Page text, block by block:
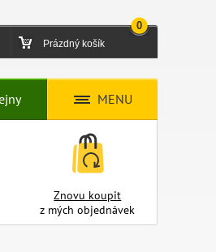
Prázdný košík
0
MENU
Znovu koupit
z mých objednávek